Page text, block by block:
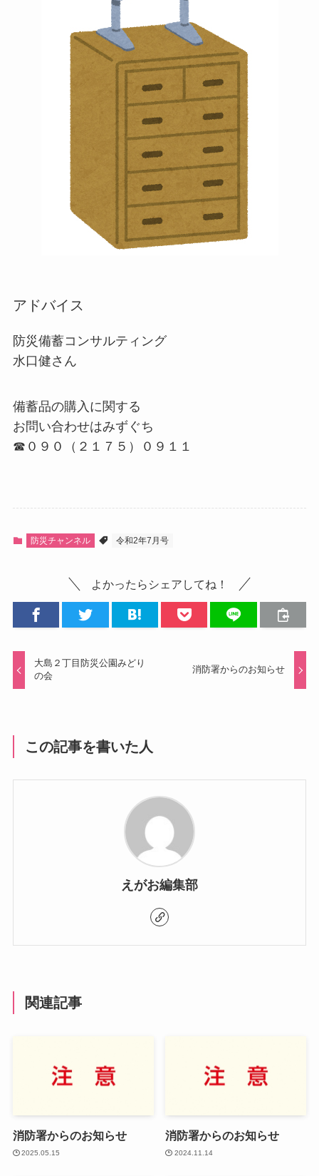
アドバイス
防災備蓄コンサルティング
水口健さん
備蓄品の購入に関する
お問い合わせはみずぐち
☎０９０（２１７５）０９１１
防災チャンネル 令和2年7月号
よかったらシェアしてね！
大島２丁目防災公園みどり
の会
消防署からのお知らせ
この記事を書いた人
えがお編集部
関連記事
消防署からのお知らせ
2025.05.15
消防署からのお知らせ
2024.11.14